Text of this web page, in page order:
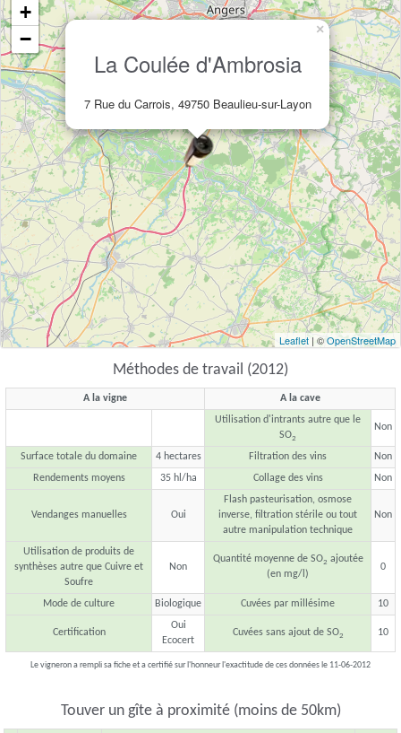
La Coulée d'Ambrosia
7 Rue du Carrois, 49750 Beaulieu-sur-Layon
×
+
−
Leaflet | ©OpenStreetMap
Méthodes de travail (2012)
A la vigne
A la cave
Utilisation d'intrants autre que le
SO2
Non
Surface totale du domaine 4 hectares Filtration des vins
Non
Rendements moyens
35 hl/ha Collage des vins Non
Vendanges manuelles Oui
Flash pasteurisation, osmose
inverse, filtration stérile ou tout
autre manipulation technique
Non
Utilisation de produits de
synthèses autre que Cuivre et
Soufre
Non
Quantité moyenne de SO2 ajoutée
(en mg/l)
0
Mode de culture Biologique Cuvées par millésime 10
Certification
Oui
Ecocert
Cuvées sans ajout de SO2 10
Le vigneron a rempli sa fiche et a certifié sur l'honneur l'exactitude de ces données le 11-06-2012
Touver un gîte à proximité (moins de 50km)